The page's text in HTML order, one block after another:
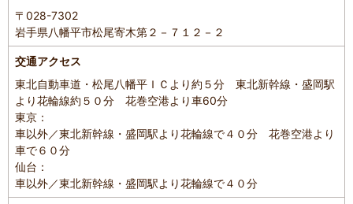
〒028-7302
岩手県八幡平市松尾寄木第２－７１２－２
交通アクセス
東北自動車道・松尾八幡平ＩＣより約５分 東北新幹線・盛岡駅
より花輪線約５０分 花巻空港より車60分
東京：
車以外／東北新幹線・盛岡駅より花輪線で４０分 花巻空港より
車で６０分
仙台：
車以外／東北新幹線・盛岡駅より花輪線で４０分